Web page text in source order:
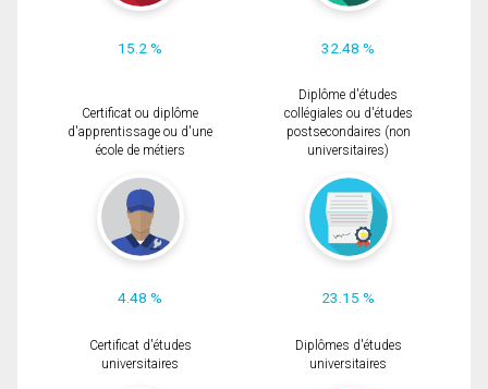
15.2 % 32.48 %
Certificat ou diplôme
d'apprentissage ou d'une
école de métiers
4.48 %
Diplôme d'études
collégiales ou d'études
postsecondaires (non
universitaires)
23.15 %
Certificat d'études
universitaires
Diplômes d'études
universitaires